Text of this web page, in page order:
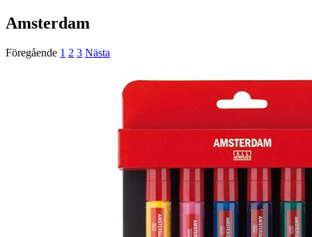
Amsterdam
Föregående 1 2 3 Nästa